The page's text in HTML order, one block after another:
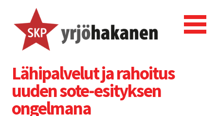
Lähipalvelut ja rahoitus
uuden sote-esityksen
ongelmana